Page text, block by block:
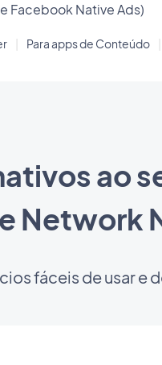
Facebook Native Ads)
Para apps de Conteúdo
ao
Network
fáceis de usar e